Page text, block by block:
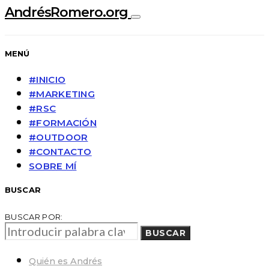
AndrésRomero.org
MENÚ
#INICIO
#MARKETING
#RSC
#FORMACIÓN
#OUTDOOR
#CONTACTO
SOBRE MÍ
BUSCAR
BUSCAR POR:
BUSCAR
Quién es Andrés